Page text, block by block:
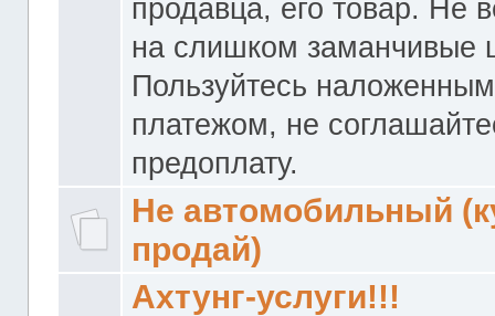
продавца, его товар. Не
на слишком заманчивые
Пользуйтесь наложенным
платежом, не
предоплату.
Не автомобильный
продай)
Ахтунг-услуги!!!